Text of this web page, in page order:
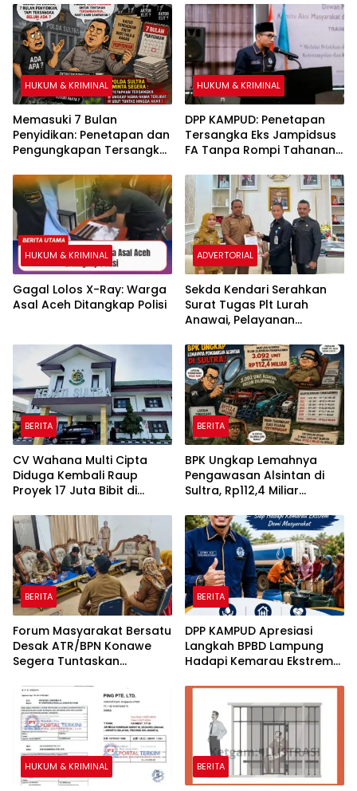
Penghentian Aktivitas
Hauling dan Evaluasi Total
Perizinan PT Sultra Prima
Lestari
Johor
HUKUM & KRIMINAL
Memasuki 7 Bulan
Penyidikan: Penetapan dan
Pengungkapan Tersangka
Bibit Pala dan Kakao Rp26
Miliar Dipertanyakan
HUKUM & KRIMINAL
DPP KAMPUD: Penetapan
Tersangka Eks Jampidsus
FA Tanpa Rompi Tahanan
Khusus
HUKUM & KRIMINAL
Gagal Lolos X-Ray: Warga
Asal Aceh Ditangkap Polisi
ADVERTORIAL
Sekda Kendari Serahkan
Surat Tugas Plt Lurah
Anawai, Pelayanan
Tetap Berjalan
BERITA
CV Wahana Multi Cipta
Diduga Kembali Raup
Proyek 17 Juta Bibit di
Kasus Rp26 Miliar,
Kasipenkum: Kami
Menunggu P21 dari Polda
Sultra
BERITA
BPK Ungkap Lemahnya
Pengawasan Alsintan di
Sultra, Rp112,4 Miliar
Pemanfaatannya
BERITA
Forum Masyarakat Bersatu
Desak ATR/BPN Konawe
Segera Tuntaskan
Olu Onua, Beri Tenggat
Waktu 2×24 Jam
BERITA
DPP KAMPUD Apresiasi
Langkah BPBD Lampung
Hadapi Kemarau Ekstrem
Bersih
HUKUM & KRIMINAL BERITA